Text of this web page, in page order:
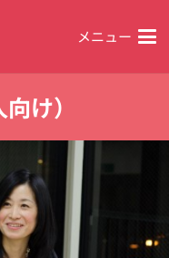
メニュー
け）